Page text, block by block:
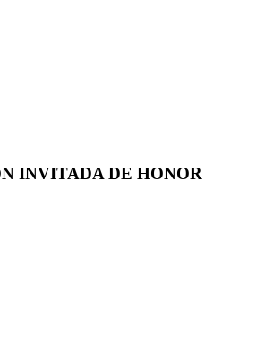
INVITADA DE HONOR